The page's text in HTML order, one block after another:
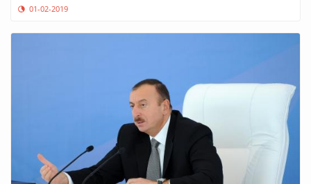
01-02-2019